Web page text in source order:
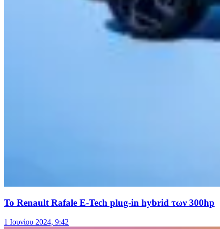
Το Renault Rafale E-Tech plug-in hybrid των 300hp
1 Ιουνίου 2024, 9:42